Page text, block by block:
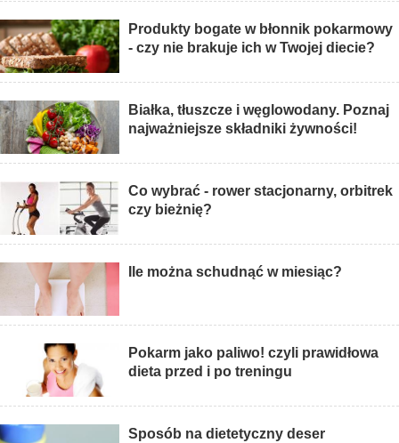
Produkty bogate w błonnik pokarmowy
- czy nie brakuje ich w Twojej diecie?
Białka, tłuszcze i węglowodany. Poznaj
najważniejsze składniki żywności!
Co wybrać - rower stacjonarny, orbitrek
czy bieżnię?
Ile można schudnąć w miesiąc?
Pokarm jako paliwo! czyli prawidłowa
dieta przed i po treningu
Sposób na dietetyczny deser